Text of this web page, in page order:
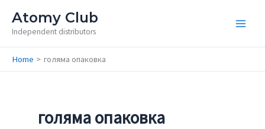
content
Atomy Club
Independent distributors
Home голяма опаковка
голяма опаковка